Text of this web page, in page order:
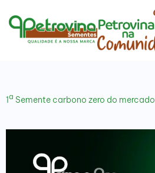
1a Semente carbono zero do mercado